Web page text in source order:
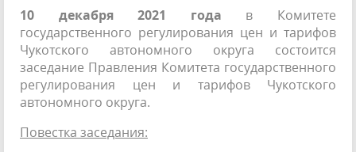
10 декабря 2021 года в Комитете
государственного регулирования цен и тарифов
Чукотского автономного округа состоится
заседание Правления Комитета государственного
регулирования цен и тарифов Чукотского
автономного округа.
Повестка заседания: